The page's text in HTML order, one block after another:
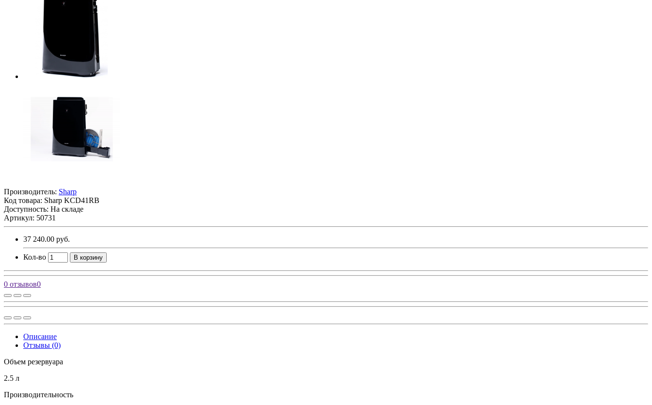
Производитель: Sharp
Код товара: Sharp KCD41RB
Доступность: На складе
Артикул: 50731
37 240.00 руб.
Кол-во В корзину
0 отзывов0
Описание
Отзывы (0)
Объем резервуара
2.5 л
Производительность